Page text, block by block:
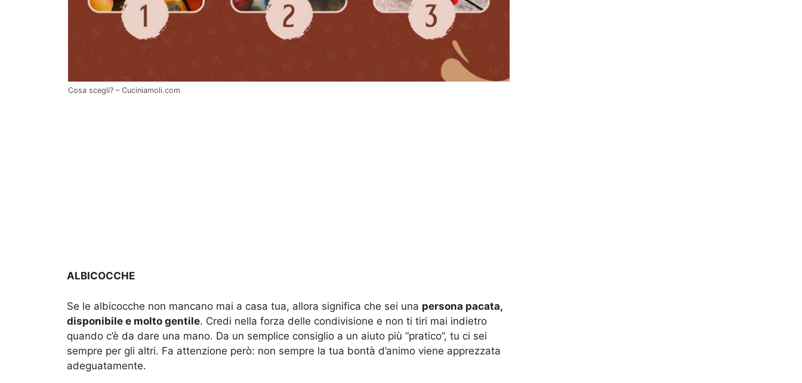
Cosa scegli? – Cuciniamoli.com
ALBICOCCHE
Se le albicocche non mancano mai a casa tua, allora significa che sei una persona pacata,
disponibile e molto gentile. Credi nella forza delle condivisione e non ti tiri mai indietro
quando c’è da dare una mano. Da un semplice consiglio a un aiuto più “pratico”, tu ci sei
sempre per gli altri. Fa attenzione però: non sempre la tua bontà d’animo viene apprezzata
adeguatamente.